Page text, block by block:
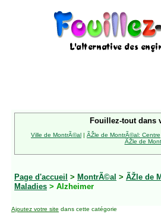
Fouillez-tout dans
Ville de MontrÃ©al | ÃŽle de MontrÃ©al: Centre
ÃŽle de
Page d'accueil > MontrÃ©al > ÃŽle de
Maladies > Alzheimer
Ajoutez votre site dans cette catégorie